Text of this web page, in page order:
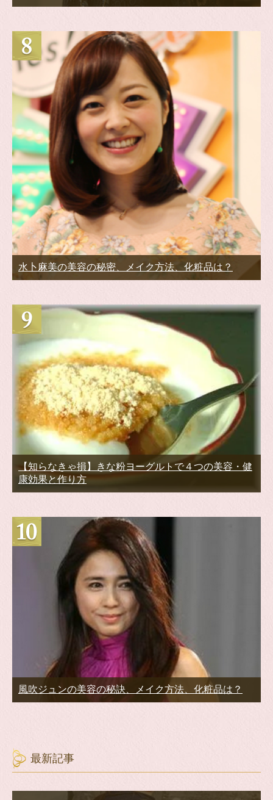
水卜麻美の美容の秘密、メイク方法、化粧品は？
【知らなきゃ損】きな粉ヨーグルトで４つの美容・健
康効果と作り方
風吹ジュンの美容の秘訣、メイク方法、化粧品は？
最新記事